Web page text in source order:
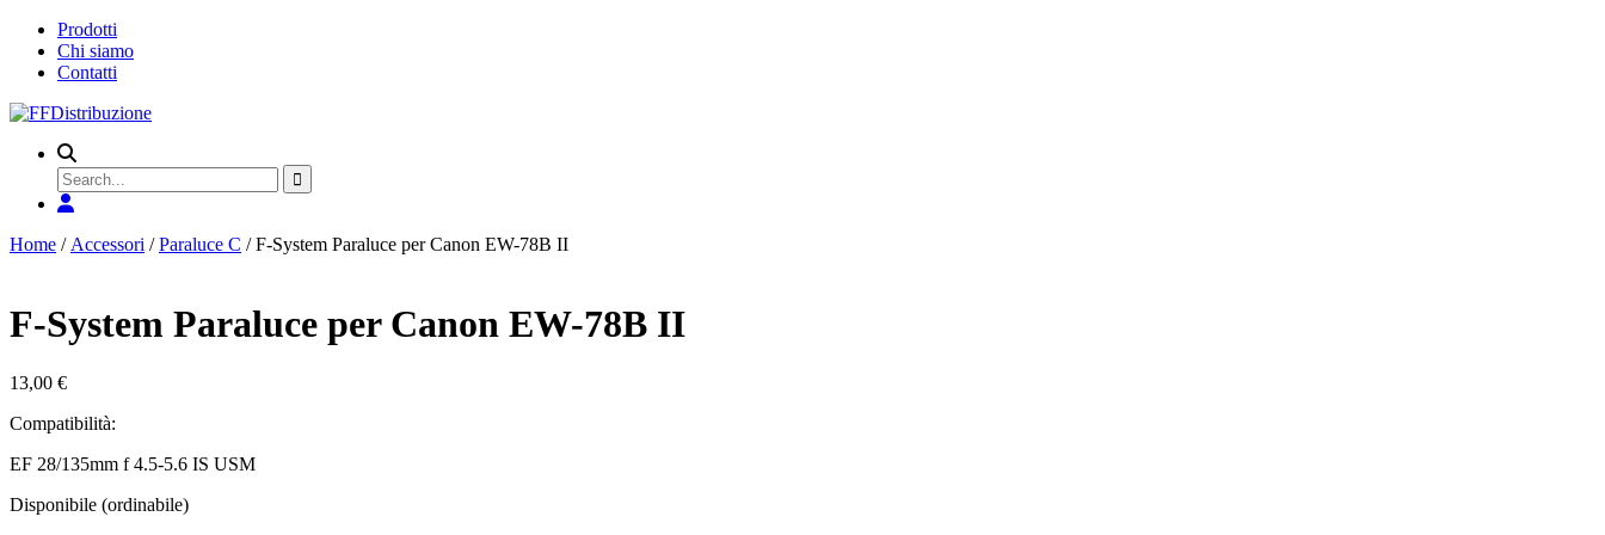
Prodotti
Chi siamo
Contatti
Search
for
Home / Accessori /Paraluce C / F-System Paraluce per Canon EW-78B II
F-System Paraluce per Canon EW-78B II
13,00 €
Compatibilità:
EF 28/135mm f 4.5-5.6 IS USM
Disponibile (ordinabile)